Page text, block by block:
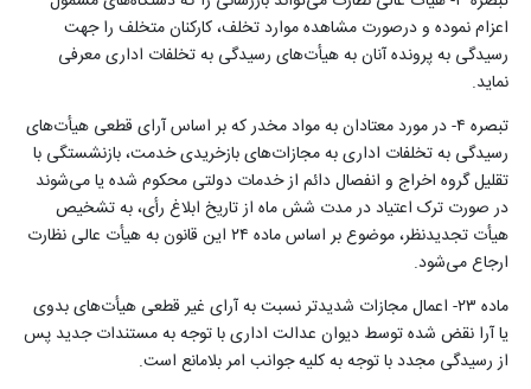
اعزام نموده و درصورت مشاهده موارد تخلف، کارکنان متخلف را جهت
رسیدگی به پرونده آنان به هیأت‌های رسیدگی به تخلفات اداری معرفی
نماید.
تبصره ۴- در مورد معتادان به مواد مخدر که بر اساس آرای قطعی هیأت‌های
رسیدگی به تخلفات اداری به ‌مجازات‌های بازخریدی خدمت، بازنشستگی با
تقلیل گروه اخراج و انفصال دائم از خدمات دولتی محکوم شده یا می‌شوند
در صورت ترک اعتیاد در مدت شش ماه از تاریخ ابلاغ‌ رأی، به تشخیص
هیأت ‌‌تجدیدنظر، موضوع بر اساس ماده ۲۴ این قانون به هیأت عالی نظارت
ارجاع می‌شود.
ماده ۲۳- اعمال مجازات شدیدتر نسبت به آرای غیر قطعی هیأت‌های بدوی
یا آرا نقض شده توسط دیوان عدالت اداری با توجه به مستندات جدید پس
از رسیدگی مجدد با توجه به کلیه جوانب امر بلامانع است.